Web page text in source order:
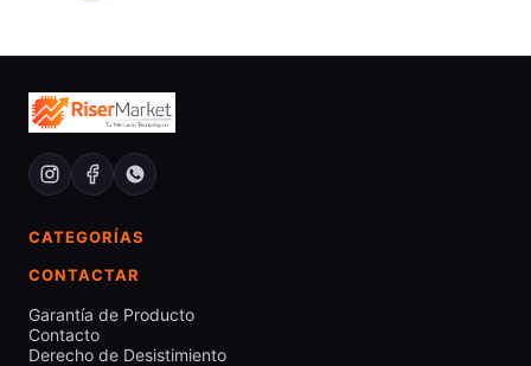
CATEGORÍAS
CONTACTAR
Garantía de Producto
Contacto
Derecho de Desistimiento